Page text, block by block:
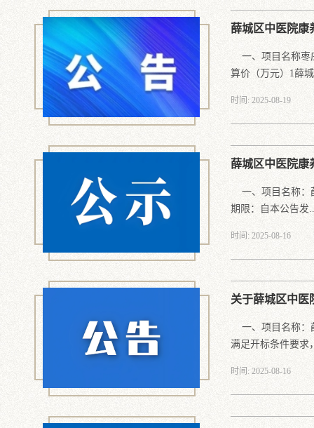
薛城区中医院康
一、项目名称枣
算价（万元）1薛
时间: 2025-08-19
薛城区中医院康
一、项目名称：
期限：自本公告发
时间: 2025-08-16
关于薛城区中医
一、项目名称：
满足开标条件要求
时间: 2025-08-16